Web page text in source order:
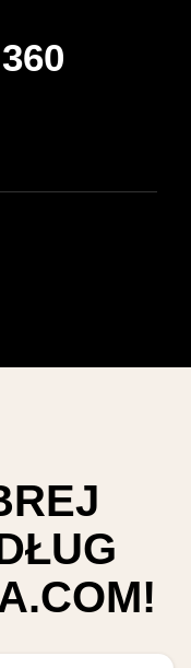
REJ
ŁUG
.COM!